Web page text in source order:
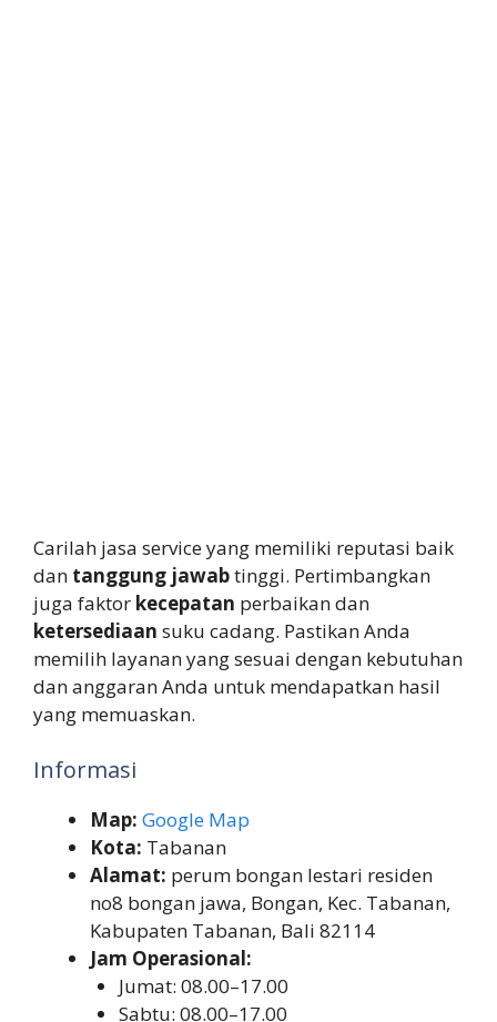
Carilah jasa service yang memiliki reputasi baik
dan tanggung jawabtinggi. Pertimbangkan
juga faktor kecepatan perbaikan dan
ketersediaan suku cadang. Pastikan Anda
memilih layanan yang sesuai dengan kebutuhan
dan anggaran Anda untuk mendapatkan hasil
yang memuaskan.
Informasi
Map: Google Map
Kota: Tabanan
Alamat: perum bongan lestari residen
no8 bongan jawa, Bongan, Kec. Tabanan,
Kabupaten Tabanan, Bali 82114
Jam Operasional:
Jumat: 08.00–17.00
Sabtu: 08.00–17.00